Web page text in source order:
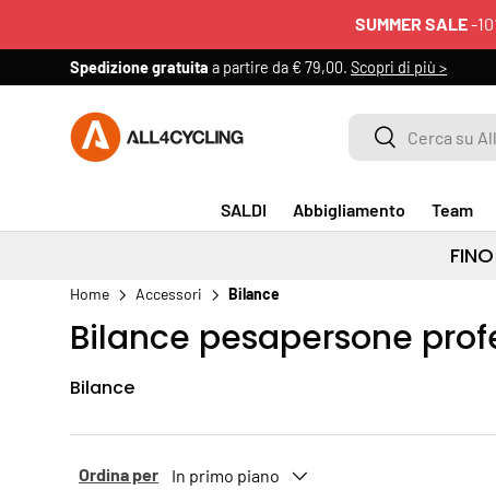
SUMMER SALE-
Spedizione gratuita a partire da € 79,00. Scopri di più >
Cerca su All4cycling
Cerca
SALDI Abbigliamento Team
Home Accessori Bilance
Bilance pesapersone
Bilance
Ordina per In primo piano